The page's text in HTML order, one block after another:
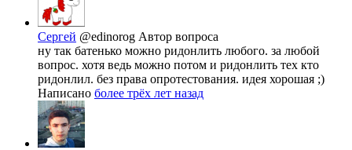
Сергей @edinorog Автор вопроса
ну так батенько можно ридонлить любого. за любой
вопрос. хотя ведь можно потом и ридонлить тех кто
ридонлил. без права опротестования. идея хорошая ;)
Написано более трёх лет назад